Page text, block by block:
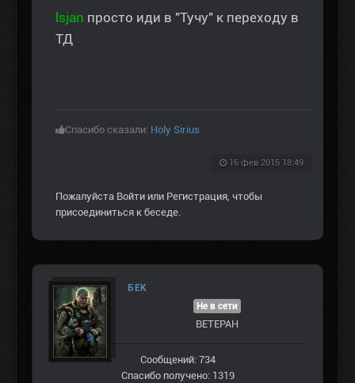
lsjan просто иди в "Тучу" к переходу в
ТД
Спасибо сказали: Holy Sirius
16 фев 2015 18:49
Пожалуйста Войти или Регистрация, чтобы
присоединиться к беседе.
БЕК
Не в сети
ВЕТЕРАН
Сообщений: 734
Спасибо получено: 1319